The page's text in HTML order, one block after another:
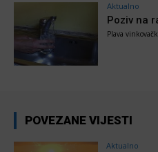
Aktualno
Poziv na
Plava
POVEZANE VIJESTI
Aktualno